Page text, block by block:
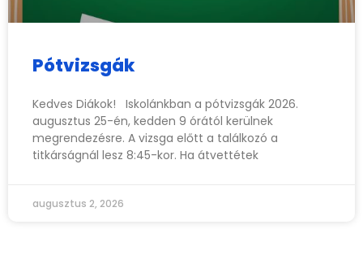
Pótvizsgák
Kedves Diákok! Iskolánkban a pótvizsgák 2026.
augusztus 25-én, kedden 9 órától kerülnek
megrendezésre. A vizsga előtt a találkozó a
titkárságnál lesz 8:45-kor. Ha átvettétek
augusztus 2, 2026